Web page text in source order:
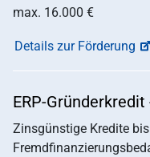
max. 16.000 €
Details zur Förderung
ERP-
Zinsgünstige Kredite